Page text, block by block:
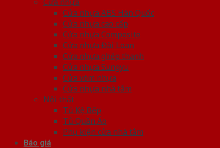
Cửa nhựa ABS Hàn Quốc
Cửa nhựa cao cấp
Cửa nhựa Composite
Cửa nhựa Đài Loan
Cửa nhựa ghép thanh
Cửa nhựa Sungyu
Cửa vòm nhựa
Cửa nhựa nhà tắm
Nội thất
Tủ Kệ Bếp
Tủ Quần Áo
Phụ kiện cửa nhà tắm
Báo giá